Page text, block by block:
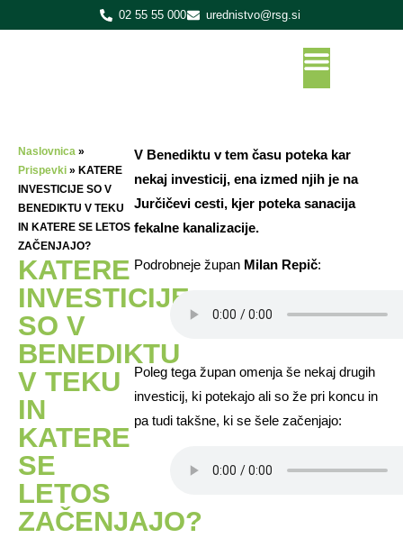
02 55 55 000 urednistvo@rsg.si
Naslovnica »
Prispevki » KATERE
INVESTICIJE SO V
BENEDIKTU V TEKU
IN KATERE SE LETOS
ZAČENJAJO?
KATERE
INVESTICIJE
SO V
BENEDIKTU
V TEKU
IN
KATERE
SE
LETOS
ZAČENJAJO?
V Benediktu v tem času poteka kar
nekaj investicij, ena izmed njih je na
Jurčičevi cesti, kjer poteka sanacija
fekalne kanalizacije.
Podrobneje župan Milan Repič:
Poleg tega župan omenja še nekaj drugih
investicij, ki potekajo ali so že pri koncu in
pa tudi takšne, ki se šele začenjajo: